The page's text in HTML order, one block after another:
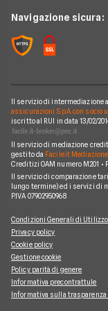
News
Chi siamo
Perché scegliere
Mappa del sito
Wind Tre
Aruba
Eolo
Operatori Internet
Notizie internet casa
Domande frequenti
Navigazione sicura:
Il servizio di
assicurazioni S.p.A. con socio
iscritto al RUI in data 13/02/
Il servizio di mediazione
gestito da Facile.it
Creditizi OAM numero M201 •
Il servizio di comparazione
lungo termine) ed i servizi di
P.IVA 07902950968
Condizioni Generali di
Privacy policy
Cookie policy
Gestione cookie
Policy parità di genere
Informativa precontrattule
Informativa sulla